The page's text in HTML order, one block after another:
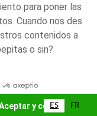
para poner las
Cuando nos des
contenidos a
o sin?
y cerrar
talla
unica Francesa de comercio
de mediación de
ES FR